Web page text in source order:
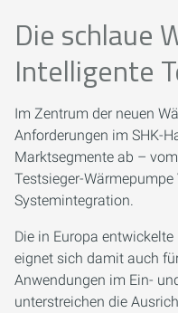
Die schlaue
Intelligente
Im Zentrum der neuen
Anforderungen im SHK-
Marktsegmente ab –
Testsieger-
Systemintegration.
Die in Europa
eignet sich damit auch
Anwendungen im Ein-
unterstreichen die